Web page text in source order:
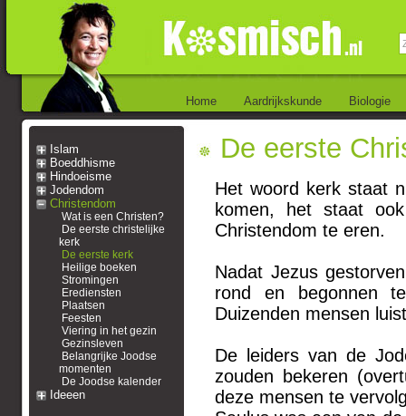
Home Aardrijkskunde Biologie
Islam
Boeddhisme
Hindoeisme
Jodendom
Christendom
Wat is een Christen?
De eerste christelijke
kerk
De eerste kerk
Heilige boeken
Stromingen
Erediensten
Plaatsen
Feesten
Viering in het gezin
Gezinsleven
Belangrijke Joodse
momenten
De Joodse kalender
Ideeen
De eerste
Het woord kerk staat
komen, het staat
Christendom te eren.
Nadat Jezus
rond en begonnen
Duizenden mensen
De leiders van de
zouden bekeren
deze mensen te